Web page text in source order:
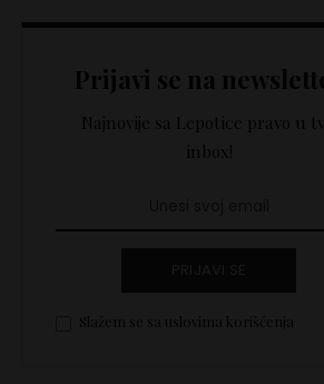
Prijavi se na
Najnovije sa Lepotice pravo u
inbox!
Slažem se sa uslovima korišćenja